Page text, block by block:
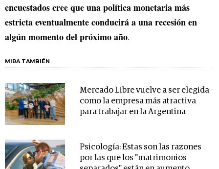
encuestados cree que una política monetaria más
estricta eventualmente conducirá a una recesión en
algún momento del próximo año.
MIRA TAMBIÉN
Mercado Libre vuelve a ser elegida
como la empresa más atractiva
para trabajar en la Argentina
Psicología: Estas son las razones
por las que los "matrimonios